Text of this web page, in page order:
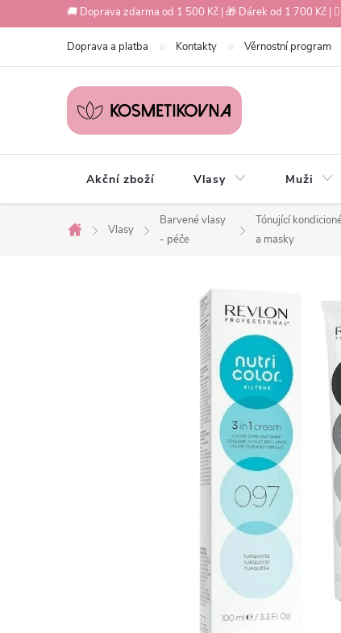
na
🚚 Doprava zdarma od 1 500 Kč | 🎁 Dárek od 1 700 Kč |
Doprava a platba Kontakty Věrnostní program
Akční zboží Vlasy Muži
Domů
Vlasy
Barvené vlasy
- péče
Tónující
a masky